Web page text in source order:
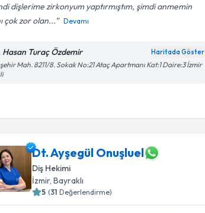
dişlerime zirkonyum yaptırmıştım, şimdi anmemin
çok zor olan...
Devamı
Hasan Turaç Özdemir Haritada Göster
Mah. 8211/8. Sokak No:21 Ataç Apartmanı Kat:1 Daire:3 İzmir
Dt. Ayşegül Onuşluel
Diş Hekimi
İzmir, Bayraklı
5 (31 Değerlendirme)